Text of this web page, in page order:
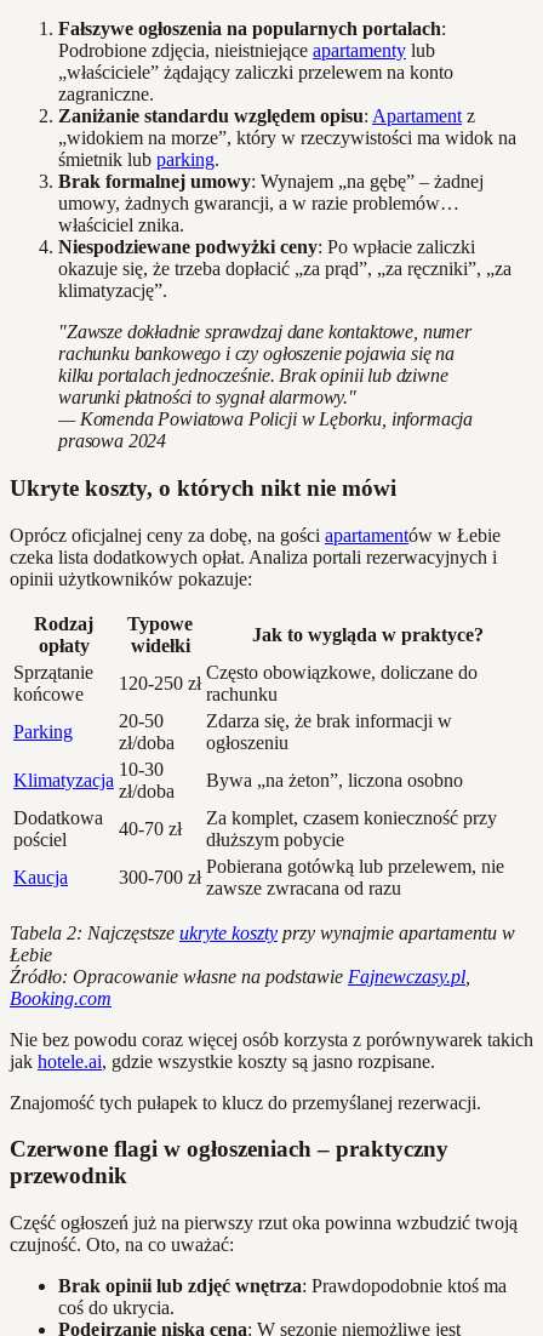
Fałszywe ogłoszenia na popularnych portalach:
Podrobione zdjęcia, nieistniejące apartamenty lub
„właściciele” żądający zaliczki przelewem na konto
zagraniczne.
Zaniżanie standardu względem opisu: Apartament z
„widokiem na morze”, który w rzeczywistości ma widok na
śmietnik lub parking.
Brak formalnej umowy: Wynajem „na gębę” – żadnej
umowy, żadnych gwarancji, a w razie problemów…
właściciel znika.
Niespodziewane podwyżki ceny: Po wpłacie zaliczki
okazuje się, że trzeba dopłacić „za prąd”, „za ręczniki”, „za
klimatyzację”.
"Zawsze dokładnie sprawdzaj dane kontaktowe, numer
rachunku bankowego i czy ogłoszenie pojawia się na
kilku portalach jednocześnie. Brak opinii lub dziwne
warunki płatności to sygnał alarmowy."
— Komenda Powiatowa Policji w Lęborku, informacja
prasowa 2024
Ukryte koszty, o których nikt nie mówi
Oprócz oficjalnej ceny za dobę, na gości apartamentów w Łebie
czeka lista dodatkowych opłat. Analiza portali rezerwacyjnych i
opinii użytkowników pokazuje:
Rodzaj
opłaty
Typowe
widełki
Jak to wygląda w praktyce?
Sprzątanie
końcowe
120-250 zł
Często obowiązkowe, doliczane do
rachunku
Parking
20-50
zł/doba
Zdarza się, że brak informacji w
ogłoszeniu
Klimatyzacja
10-30
zł/doba
Bywa „na żeton”, liczona osobno
Dodatkowa
pościel
40-70 zł
Za komplet, czasem konieczność przy
dłuższym pobycie
Kaucja
300-700 zł
Pobierana gotówką lub przelewem, nie
zawsze zwracana od razu
Tabela 2: Najczęstsze ukryte koszty przy wynajmie apartamentu w
Łebie
Źródło: Opracowanie własne na podstawie Fajnewczasy.pl
Booking.com
Nie bez powodu coraz więcej osób korzysta z porównywarek takich
jak hotele.ai, gdzie wszystkie koszty są jasno rozpisane.
Znajomość tych pułapek to klucz do przemyślanej rezerwacji.
Czerwone flagi w ogłoszeniach – praktyczny
przewodnik
Część ogłoszeń już na pierwszy rzut oka powinna wzbudzić twoją
czujność. Oto, na co uważać:
Brak opinii lub zdjęć wnętrza: Prawdopodobnie ktoś ma
coś do ukrycia.
Podejrzanie niska cena: W sezonie niemożliwe jest